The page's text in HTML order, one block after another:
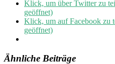
Klick, um über Twitter zu
geöffnet)
Klick, um auf Facebook zu
geöffnet)
Ähnliche Beiträge